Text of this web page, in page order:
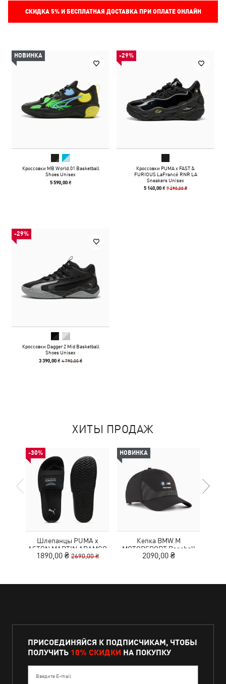
СКИДКА 5%И БЕСПЛАТНАЯ ДОСТАВКА ПРИ ОПЛАТЕ ОНЛАЙН
НОВИНКА
Кроссовки MB World.01 Basketball
Shoes Unisex
5 590,00 ₴
-29%
Кроссовки PUMA x FAST &
FURIOUS LaFrancé RNR LA
Sneakers Unisex
5 140,00 ₴7 290,00 ₴
-29%
Кроссовки Dagger 2 Mid Basketball
Shoes Unisex
3 390,00 ₴4 790,00 ₴
ХИТЫ ПРОДАЖ
-30%
Шлепанцы PUMA x
ASTON MARTIN ARAMCO
F1® TEAM Leadcat
1890,00 ₴ 2690,00 ₴
НОВИНКА
Кепка BMW M
MOTORSPORT Baseball
Cap
2090,00 ₴
ПРИСОЕДИНЯЙСЯ К ПОДПИСЧИКАМ, ЧТОБЫ
ПОЛУЧИТЬ 10% СКИДКИ НА ПОКУПКУ
Введите E-mail